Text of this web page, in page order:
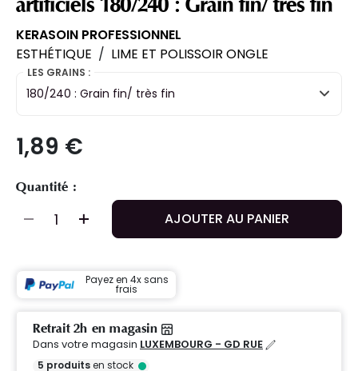
KERASOIN PROFESSIONNEL
ESTHÉTIQUE / LIME ET POLISSOIR ONGLE
LES GRAINS :
180/240 : Grain fin/ très fin
1,89 €
Quantité :
AJOUTER AU PANIER
Payez en 4x sans
frais
Retrait 2h en magasin
Dans votre magasin LUXEMBOURG - GD RUE
5 produitsen stock